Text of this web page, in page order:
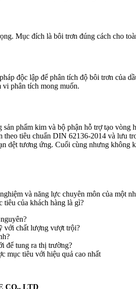
Mục đích là bôi trơn đúng cách cho
độc lập để phân tích độ bôi trơn của
vi phân tích mong muốn.
phẩm kim và bộ phận hỗ trợ tạo
tiêu chuẩn DIN 62136-2014 và lưu
dệt tương ứng. Cuối cùng nhưng
và năng lực chuyên môn của một
tiêu của khách hàng là gì?
với chất lượng vượt trội?
để tung ra thị trường?
mục tiêu với hiệu quả cao nhất
CO., LTD